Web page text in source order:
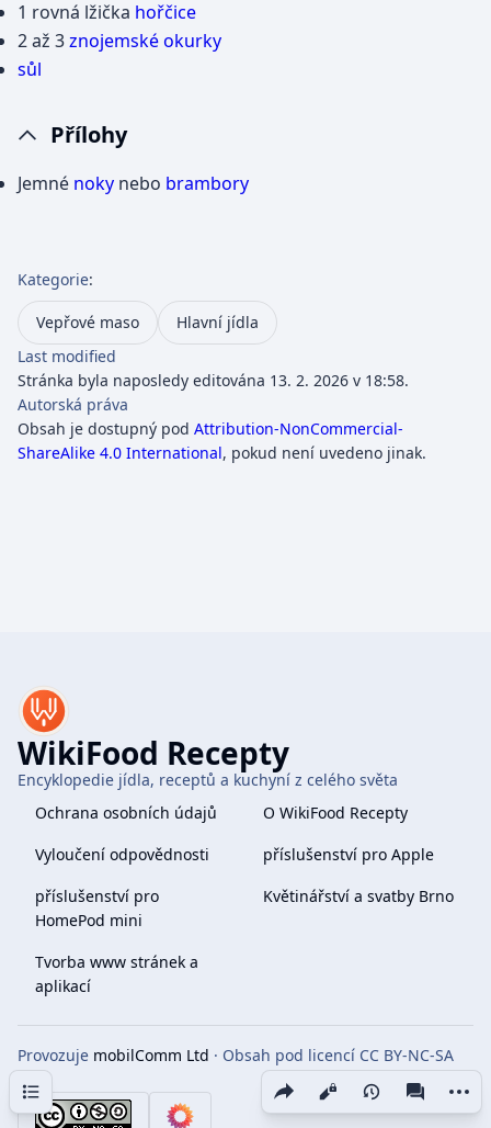
Share this page
Zobrazení
1 rovná lžička hořčice
2 až 3znojemské okurky
sůl
Přílohy
Jemné noky nebo brambory
Obsah
Kategorie:
Vepřové maso
Hlavní jídla
Last modified
Stránka byla naposledy editována 13. 2. 2026 v 18:58.
Autorská práva
Obsah je dostupný pod Attribution-NonCommercial-
ShareAlike 4.0 International, pokud není uvedeno jinak.
WikiFood Recepty
Encyklopedie jídla, receptů a kuchyní z celého světa
Ochrana osobních údajů
O WikiFood Recepty
Vyloučení odpovědnosti
příslušenství pro Apple
příslušenství pro
HomePod mini
Květinářství a svatby Brno
Tvorba www stránek a
aplikací
Provozuje mobilComm Ltd · Obsah pod licencí CC BY-NC-SA
4.0